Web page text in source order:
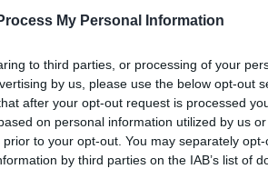
My Personal Information
to third parties, or processing of your
by us, please use the below opt-out
after your opt-out request is processed
on personal information utilized by us
to your opt-out. You may separately
by third parties on the IAB’s list of
de la direcció de
conflicte.
paralitzar l'activitat del
deixadesa és una vergonya",
estatal. Élite Taxi